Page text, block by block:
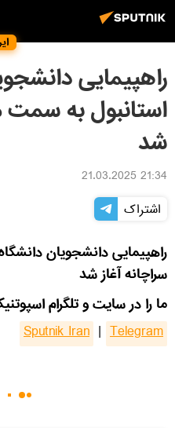
راهپیمایی
استانبول به سمت
شد
21:34 21.03.2025
اشتراک
راهپیمایی دانشجویان
سراچانه آغاز شد
ما را در سایت و تلگرام
Sputnik Iran | Telegram